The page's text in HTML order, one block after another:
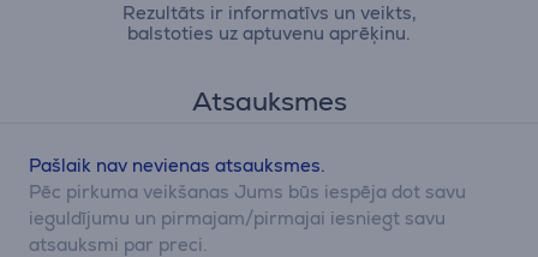
Rezultāts ir informatīvs un veikts,
balstoties uz aptuvenu aprēķinu.
Atsauksmes
Pašlaik nav nevienas atsauksmes.
Pēc pirkuma veikšanas Jums būs iespēja dot savu
ieguldījumu un pirmajam/pirmajai iesniegt savu
atsauksmi par preci.